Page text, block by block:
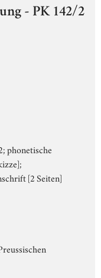
- PK 142/2
phonetische
[2 Seiten]